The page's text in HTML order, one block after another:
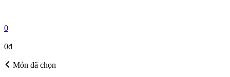
0
0đ
Món đã chọn